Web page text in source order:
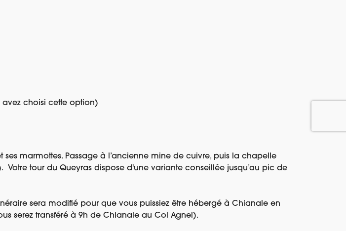
choisi cette option)
ses marmottes. Passage à l’ancienne mine de cuivre, puis la chapelle
tour du Queyras dispose d'une variante conseillée jusqu’au pic de
sera modifié pour que vous puissiez être hébergé à Chianale en
serez transféré à 9h de Chianale au Col Agnel).